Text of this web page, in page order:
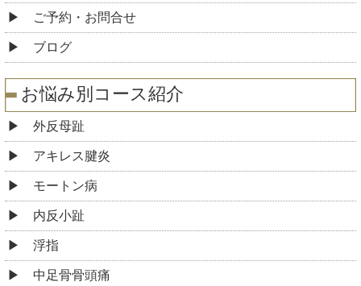
ご予約・お問合せ
ブログ
お悩み別コース紹介
外反母趾
アキレス腱炎
モートン病
内反小趾
浮指
中足骨骨頭痛